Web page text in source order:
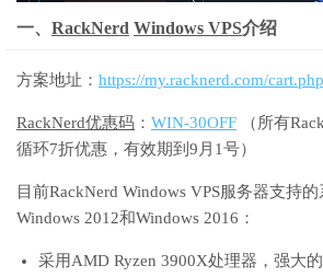
一、 RackNerd Windows VPS介绍
方案地址： https://my.racknerd.com/
RackNerd优惠码 ： WIN-30OFF （所有
循环7折优惠，有效期到9月1号）
目前RackNerd Windows VPS服务器支持
Windows 2012和Windows 2016：
采用AMD Ryzen 3900X处理器，强大